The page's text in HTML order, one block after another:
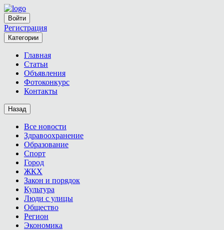
Войти
Регистрация
Категории
Главная
Статьи
Объявления
Фотоконкурс
Контакты
Назад
Все новости
Здравоохранение
Образование
Спорт
Город
ЖКХ
Закон и порядок
Культура
Люди с улицы
Общество
Регион
Экономика